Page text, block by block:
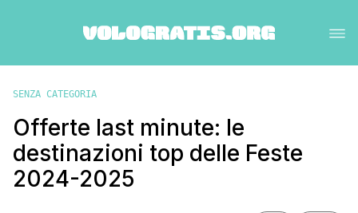
SENZA CATEGORIA
Offerte last minute: le
destinazioni top delle Feste
2024-2025